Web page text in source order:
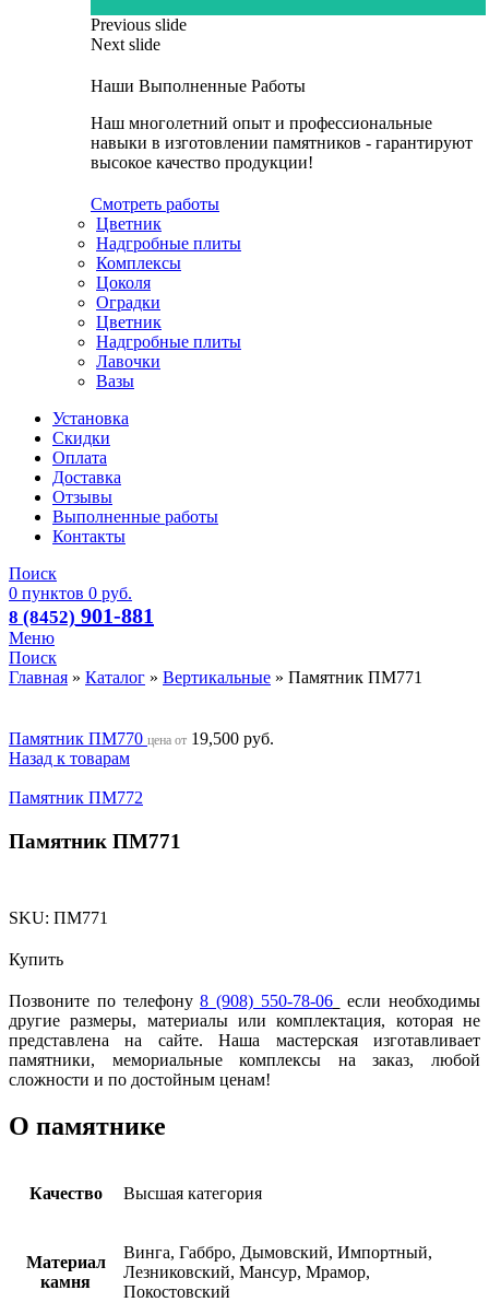
Previous slide
Next slide
Наши Выполненные Работы
Наш многолетний опыт и профессиональные
навыки в изготовлении памятников - гарантируют
высокое качество продукции!
Смотреть работы
Цветник
Надгробные плиты
Комплексы
Цоколя
Оградки
Цветник
Надгробные плиты
Лавочки
Вазы
Установка
Скидки
Оплата
Доставка
Отзывы
Выполненные работы
Контакты
Поиск
0 пунктов 0 руб.
8 (8452) 901-881
Меню
Поиск
Главная » Каталог » Вертикальные » Памятник ПМ771
Памятник ПМ770 цена от 19,500 руб.
Назад к товарам
Памятник ПМ772
Памятник ПМ771
SKU: ПМ771
Купить
Позвоните по телефону8 (908) 550-78-06
если необходимы
другие размеры, материалы или комплектация, которая не
представлена на сайте. Наша мастерская изготавливает
памятники, мемориальные комплексы на заказ, любой
сложности и по достойным ценам!
О памятнике
Качество Высшая категория
Материал
камня
Винга, Габбро, Дымовский, Импортный,
Лезниковский, Мансур, Мрамор,
Покостовский